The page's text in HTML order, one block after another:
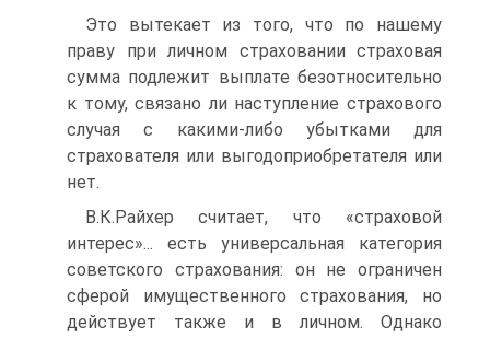
Это вытекает из того, что по нашему
праву при личном страховании страховая
сумма подлежит выплате безотносительно
к тому, связано ли наступление страхового
случая с какими-либо убытками для
страхователя или выгодоприобретателя или
нет.
В.К.Райхер считает, что «страховой
интерес»... есть универсальная категория
советского страхования: он не ограничен
сферой имущественного страхования, но
действует также и в личном. Однако